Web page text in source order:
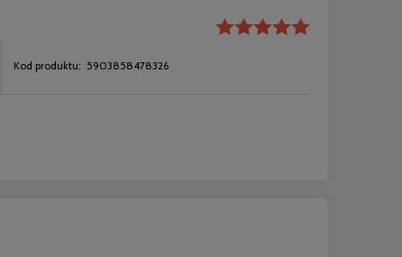
Kod produktu: 5903858478326